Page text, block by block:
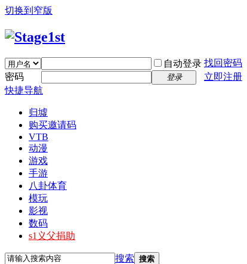
切换到窄版
自动登录 找回密码
密码
登录
立即注册
快捷导航
归墟
购买邀请码
VTB
动漫
游戏
手游
八卦体育
模玩
影视
数码
s1义父捐助
搜索 搜索